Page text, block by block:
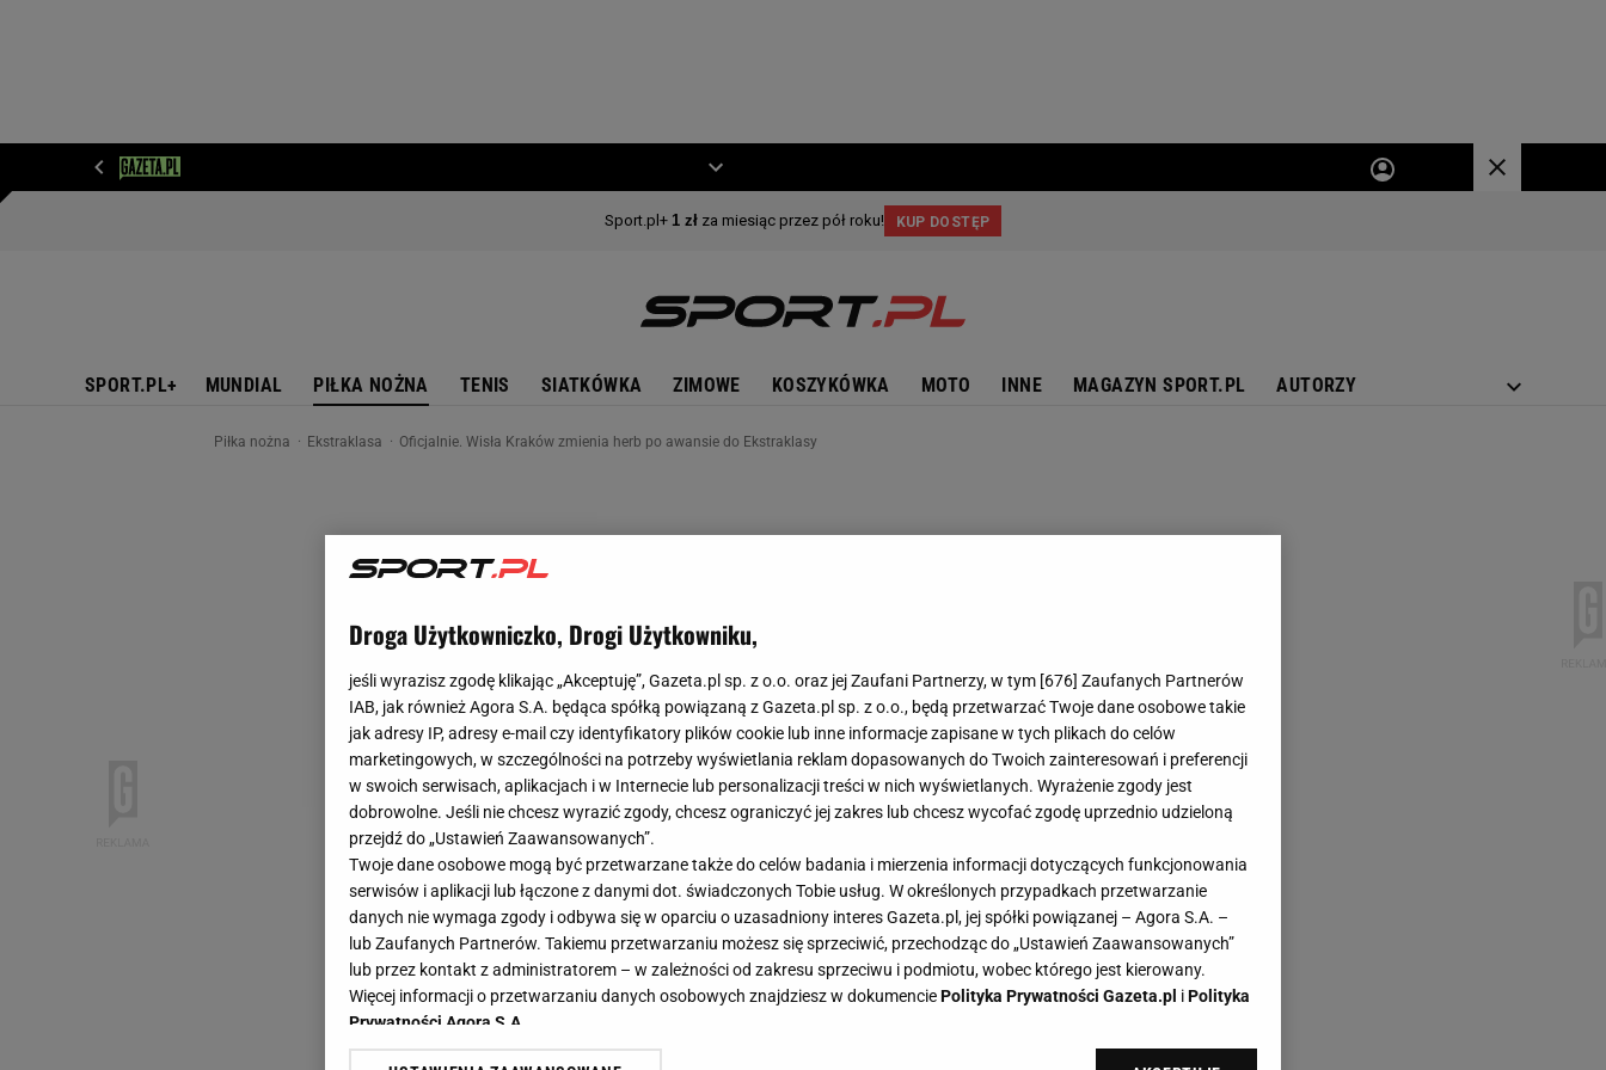
SPORT.PL+ MUNDIAL PIŁKA NOŻNA TENIS SIATKÓWKA ZIMOWE KOSZYKÓWKA MOTO INNE MAGAZYN SPORT.PL AUTORZY
Piłka nożna Ekstraklasa Oficjalnie. Wisła Kraków zmienia herb po awansie do Ekstraklasy
Droga Użytkowniczko, Drogi Użytkowniku,
jeśli wyrazisz zgodę klikając „Akceptuję”, Gazeta.pl sp. z o.o. oraz jej Zaufani Partnerzy, w tym [676] Zaufanych Partnerów
IAB, jak również Agora S.A. będąca spółką powiązaną z Gazeta.pl sp. z o.o., będą przetwarzać Twoje dane osobowe takie
jak adresy IP, adresy e-mail czy identyfikatory plików cookie lub inne informacje zapisane w tych plikach do celów
marketingowych, w szczególności na potrzeby wyświetlania reklam dopasowanych do Twoich zainteresowań i preferencji
w swoich serwisach, aplikacjach i w Internecie lub personalizacji treści w nich wyświetlanych. Wyrażenie zgody jest
dobrowolne. Jeśli nie chcesz wyrazić zgody, chcesz ograniczyć jej zakres lub chcesz wycofać zgodę uprzednio udzieloną
przejdź do „Ustawień Zaawansowanych”.
Twoje dane osobowe mogą być przetwarzane także do celów badania i mierzenia informacji dotyczących funkcjonowania
serwisów i aplikacji lub łączone z danymi dot. świadczonych Tobie usług. W określonych przypadkach przetwarzanie
danych nie wymaga zgody i odbywa się w oparciu o uzasadniony interes Gazeta.pl, jej spółki powiązanej – Agora S.A. –
lub Zaufanych Partnerów. Takiemu przetwarzaniu możesz się sprzeciwić, przechodząc do „Ustawień Zaawansowanych”
lub przez kontakt z administratorem – w zależności od zakresu sprzeciwu i podmiotu, wobec którego jest kierowany.
Więcej informacji o przetwarzaniu danych osobowych znajdziesz w dokumenciePolityka Prywatności Gazeta.pl iPolityka
Prywatności Agora S.A.